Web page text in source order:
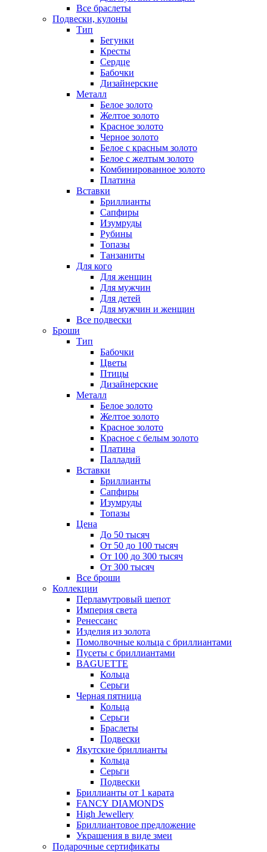
Все браслеты
Подвески, кулоны
Тип
Бегунки
Кресты
Сердце
Бабочки
Дизайнерские
Металл
Белое золото
Желтое золото
Красное золото
Черное золото
Белое с красным золото
Белое с желтым золото
Комбинированное золото
Платина
Вставки
Бриллианты
Сапфиры
Изумруды
Рубины
Топазы
Танзаниты
Для кого
Для женщин
Для мужчин
Для детей
Для мужчин и женщин
Все подвески
Броши
Тип
Бабочки
Цветы
Птицы
Дизайнерские
Металл
Белое золото
Желтое золото
Красное золото
Красное с белым золото
Платина
Палладий
Вставки
Бриллианты
Сапфиры
Изумруды
Топазы
Цена
До 50 тысяч
От 50 до 100 тысяч
От 100 до 300 тысяч
От 300 тысяч
Все броши
Коллекции
Перламутровый шепот
Империя света
Ренессанс
Изделия из золота
Помолвочные кольца с бриллиантами
Пусеты с бриллиантами
BAGUETTE
Кольца
Серьги
Черная пятница
Кольца
Серьги
Браслеты
Подвески
Якутские бриллианты
Кольца
Серьги
Подвески
Бриллианты от 1 карата
FANCY DIAMONDS
High Jewellery
Бриллиантовое предложение
Украшения в виде змеи
Подарочные сертификаты